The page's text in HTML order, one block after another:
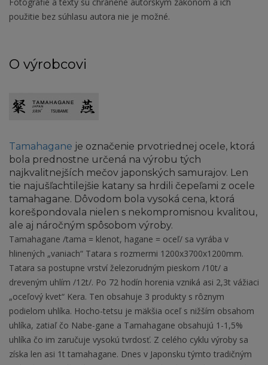
použitie bez súhlasu autora nie je možné.
O výrobcovi
Tamahagane je označenie prvotriednej ocele, ktorá
bola prednostne určená na výrobu tých
najkvalitnejších mečov japonských samurajov. Len
tie najušľachtilejšie katany sa hrdili čepeľami z ocele
tamahagane. Dôvodom bola vysoká cena, ktorá
korešpondovala nielen s nekompromisnou kvalitou,
ale aj náročným spôsobom výroby.
Tamahagane /tama = klenot, hagane = oceľ/ sa vyrába v
hlinených „vaniach“ Tatara s rozmermi 1200x3700x1200mm.
Tatara sa postupne vrství železorudným pieskom /10t/ a
dreveným uhlím /12t/. Po 72 hodín horenia vzniká asi 2,3t vážiaci
„oceľový kvet“ Kera. Ten obsahuje 3 produkty s rôznym
podielom uhlíka. Hocho-tetsu je mäkšia oceľ s nižším obsahom
uhlíka, zatiaľ čo Nabe-gane a Tamahagane obsahujú 1-1,5%
uhlíka čo im zaručuje vysokú tvrdosť. Z celého cyklu výroby sa
získa len asi 1t tamahagane. Dnes v Japonsku týmto tradičným